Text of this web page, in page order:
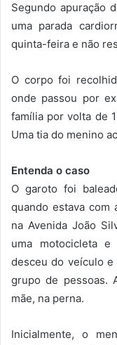
Segundo apuração
uma parada
quinta-feira e não
O corpo foi
onde passou por
família por volta de
Uma tia do menino
Entenda o caso
O garoto foi
quando estava com
na Avenida João
uma motocicleta
desceu do veículo
grupo de pessoas.
mãe, na perna.
Inicialmente, o